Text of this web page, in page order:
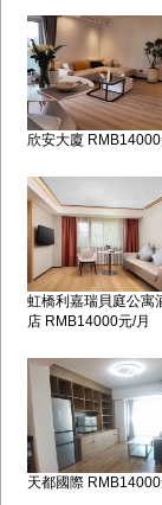
欣安大廈 RMB14000
虹橋利嘉瑞貝庭公寓
店 RMB14000元/月
天都國際 RMB14000